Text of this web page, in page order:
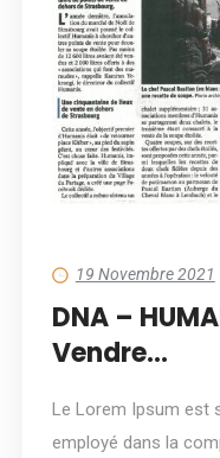
19 Novembre 2021
DNA –
Vendre…
Le Lorem Ipsum est
employé dans la